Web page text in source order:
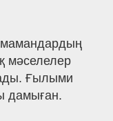
мамандардың
мәселелер
Ғылыми
дамыған.